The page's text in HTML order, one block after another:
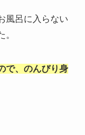
風呂に入らない
で、のんびり身